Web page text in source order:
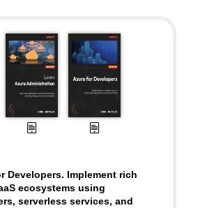
Developers. Implement rich
ecosystems using
serverless services, and